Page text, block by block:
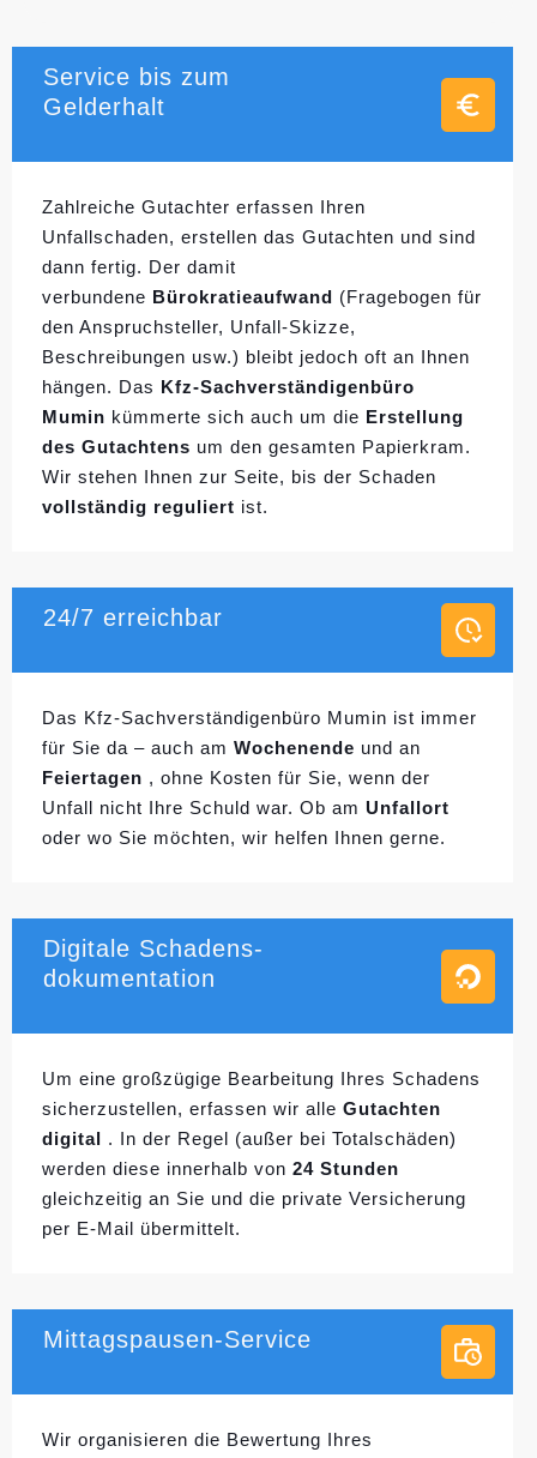
Service bis zum
Gelderhalt
Zahlreiche Gutachter erfassen Ihren
Unfallschaden, erstellen das Gutachten und sind
dann fertig. Der damit
verbundene Bürokratieaufwand (Fragebogen für
den Anspruchsteller, Unfall-Skizze,
Beschreibungen usw.) bleibt jedoch oft an Ihnen
hängen. Das Kfz-Sachverständigenbüro
Mumin kümmerte sich auch um die Erstellung
des Gutachtens um den gesamten Papierkram.
Wir stehen Ihnen zur Seite, bis der Schaden
vollständig reguliert ist.
24/7 erreichbar
Das Kfz-Sachverständigenbüro Mumin ist immer
für Sie da – auch am Wochenende und an
Feiertagen , ohne Kosten für Sie, wenn der
Unfall nicht Ihre Schuld war. Ob am Unfallort
oder wo Sie möchten, wir helfen Ihnen gerne.
Digitale Schadens-
dokumentation
Um eine großzügige Bearbeitung Ihres Schadens
sicherzustellen, erfassen wir alle Gutachten
digital . In der Regel (außer bei Totalschäden)
werden diese innerhalb von 24 Stunden
gleichzeitig an Sie und die private Versicherung
per E-Mail übermittelt.
Mittagspausen-Service
Wir organisieren die Bewertung Ihres